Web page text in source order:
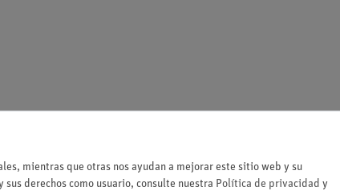
mientras que otras nos ayudan a mejorar este sitio web y su
derechos como usuario, consulte nuestra Política de privacidad y